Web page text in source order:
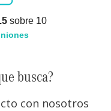
sobre 10
busca?
con nosotros